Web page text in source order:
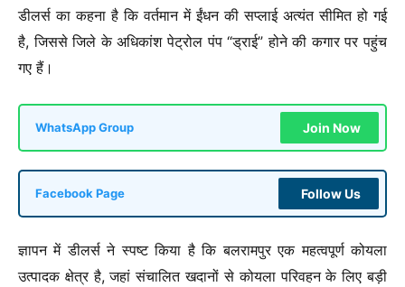
डीलर्स का कहना है कि वर्तमान में ईंधन की सप्लाई अत्यंत सीमित हो गई
है, जिससे जिले के अधिकांश पेट्रोल पंप “ड्राई” होने की कगार पर पहुंच
गए हैं।
WhatsApp Group Join Now
Facebook Page Follow Us
ज्ञापन में डीलर्स ने स्पष्ट किया है कि बलरामपुर एक महत्वपूर्ण कोयला
उत्पादक क्षेत्र है, जहां संचालित खदानों से कोयला परिवहन के लिए बड़ी